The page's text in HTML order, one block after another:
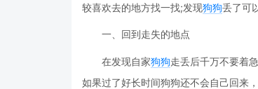
较喜欢去的地方找一找;发现狗狗丢了可
一、回到走失的地点
在发现自家狗狗走丢后千万不要着
如果过了好长时间狗狗还不会自己回来